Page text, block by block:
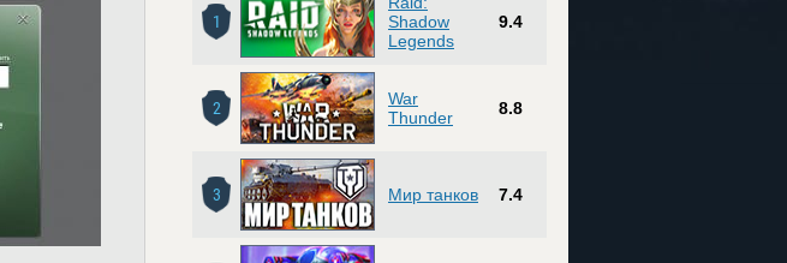
1
Shadow
Legends
9.4
2
War
Thunder
8.8
3 Мир танков 7.4